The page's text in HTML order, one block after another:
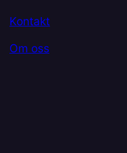
Kontakt
Om oss